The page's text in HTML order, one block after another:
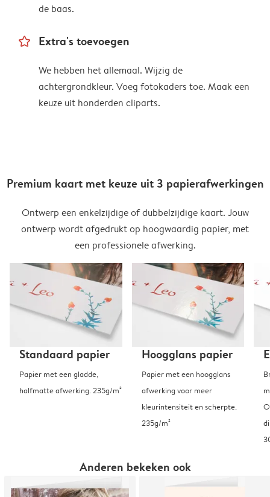
de baas.
star_outline Extra's toevoegen
We hebben het allemaal. Wijzig de
achtergrondkleur. Voeg fotokaders toe. Maak een
keuze uit honderden cliparts.
Premium kaart met keuze uit 3 papierafwerkingen
Ontwerp een enkelzijdige of dubbelzijdige kaart. Jouw
ontwerp wordt afgedrukt op hoogwaardig papier, met
een professionele afwerking.
Standaard papier
Papier met een gladde,
halfmatte afwerking. 235g/m²
Hoogglans papier
Papier met een hoogglans
afwerking voor meer
kleurintensiteit en scherpte.
235g/m²
Anderen bekeken ook